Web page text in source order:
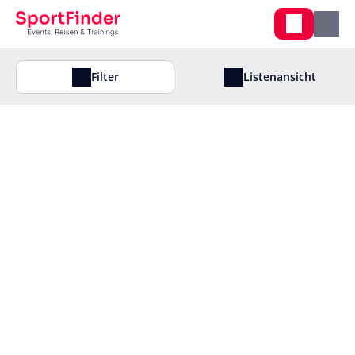
Listenansicht
Filter